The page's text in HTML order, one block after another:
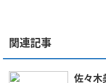
関連記事
佐々木